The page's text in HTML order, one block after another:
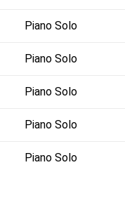
Piano Solo
Piano Solo
Piano Solo
Piano Solo
Piano Solo